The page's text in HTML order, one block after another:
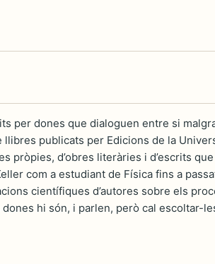
per dones que dialoguen entre si
publicats per Edicions de la
pròpies, d’obres literàries i d’escrits
com a estudiant de Física fins a
científiques d’autores sobre els
hi són, i parlen, però cal escoltar-